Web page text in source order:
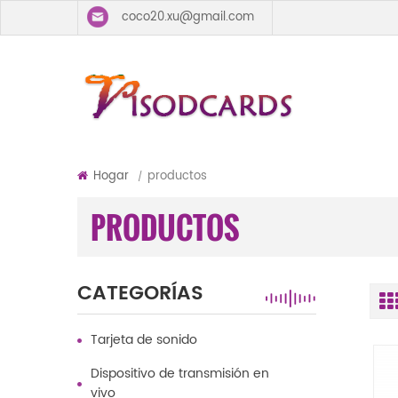
coco20.xu@gmail.com
Hogar / productos
PRODUCTOS
CATEGORÍAS
Tarjeta de sonido
Dispositivo de transmisión en
vivo